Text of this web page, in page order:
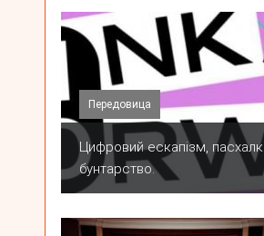
Передовица
​Цифровий ескапізм,
бунтарство.